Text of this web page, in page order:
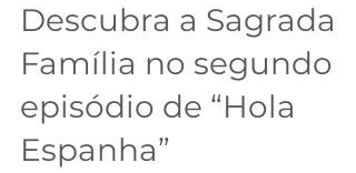
Descubra a Sagrada
Família no segundo
episódio de “Hola
Espanha”